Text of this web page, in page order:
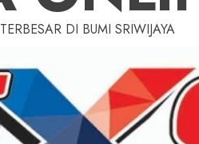
DI BUMI SRIWIJAYA